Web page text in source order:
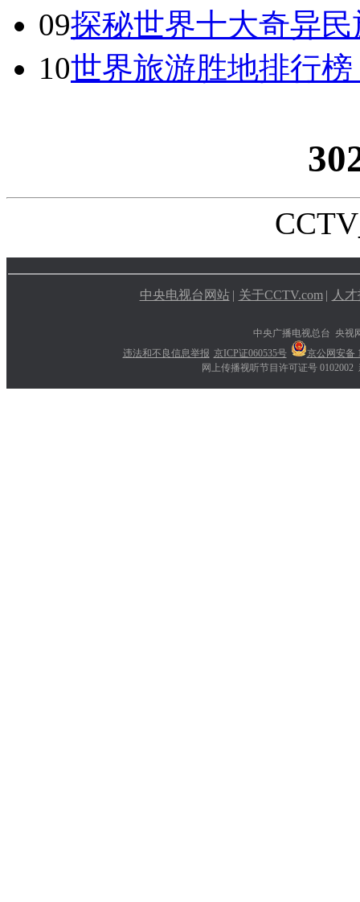
09探秘世界十大奇异
10世界旅游胜地排行
中央电视台网站 | 关于CCTV.com | 人
中央广播电视总台 央视
违法和不良信息举报 京ICP证060535号
京公网安备
网上传播视听节目许可证号 0102002